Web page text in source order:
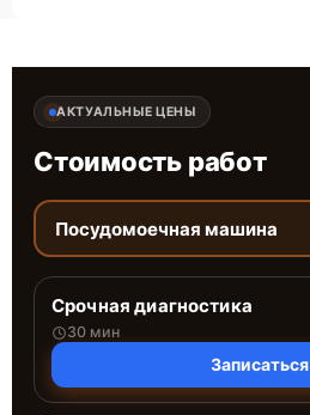
АКТУАЛЬНЫЕ ЦЕНЫ
Стоимость работ
Посудомоечная машина
Срочная диагностика
30 мин
Записаться